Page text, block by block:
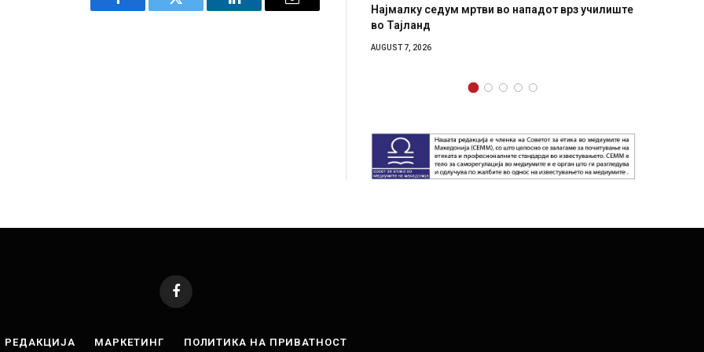
Facebook Twitter LinkedIn Email
починаа од повредите во ресторан
Најмалку седум мртви во нападот врз училиште
СОЗИС: Украинците повеќе
Facebook
РЕДАКЦИЈА МАРКЕТИНГ ПОЛИТИКА НА ПРИВАТНОСТ